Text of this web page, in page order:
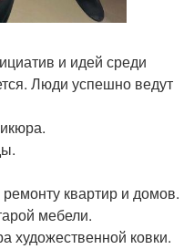
и идей среди
Люди успешно ведут
квартир и домов.
мебели.
художественной ковки.